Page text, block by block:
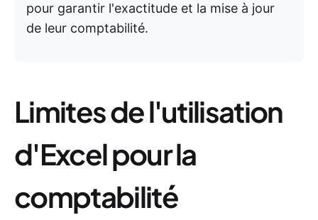
pour garantir l'exactitude et la mise à jour
de leur comptabilité.
Limites de l'utilisation
d'Excel pour la
comptabilité